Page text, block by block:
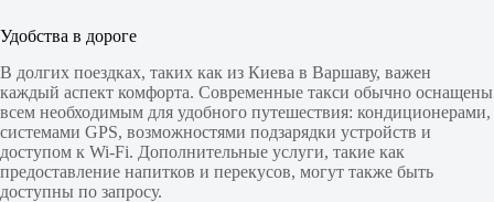
Удобства в дороге
В долгих поездках, таких как из Киева в Варшаву, важен
каждый аспект комфорта. Современные такси обычно оснащены
всем необходимым для удобного путешествия: кондиционерами,
системами GPS, возможностями подзарядки устройств и
доступом к Wi-Fi. Дополнительные услуги, такие как
предоставление напитков и перекусов, могут также быть
доступны по запросу.